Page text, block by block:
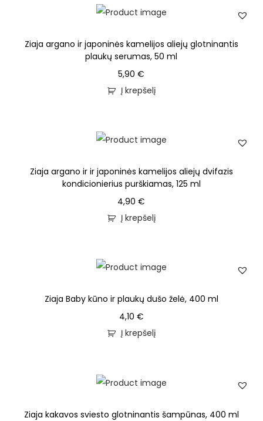
Ziaja argano ir japoninės kamelijos aliejų glotninantis
plaukų serumas, 50 ml
5,90€
Į krepšelį
Ziaja argano ir ir japoninės kamelijos aliejų dvifazis
kondicionierius purškiamas, 125 ml
4,90€
Į krepšelį
Ziaja Baby kūno ir plaukų dušo želė, 400 ml
4,10 €
Į krepšelį
Ziaja kakavos sviesto glotninantis šampūnas, 400 ml